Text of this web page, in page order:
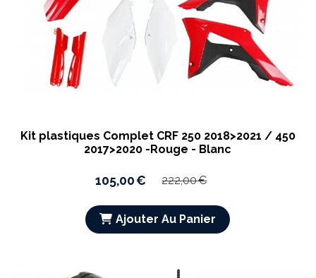
Kit plastiques Complet CRF 250 2018>2021 / 450
2017>2020 -Rouge - Blanc
105,00€ 222,00€
Ajouter Au Panier